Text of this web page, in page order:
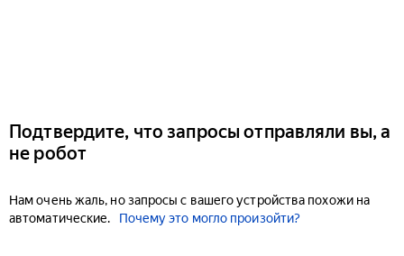
Подтвердите, что запросы отправляли вы, а
не робот
Нам очень жаль, но запросы с вашего устройства похожи на
автоматические.
Почему это могло произойти?